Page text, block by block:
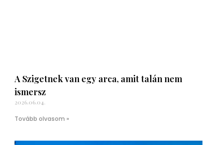
A Szigetnek van egy arca, amit talán nem
ismersz
2026.06.04.
Tovább olvasom »